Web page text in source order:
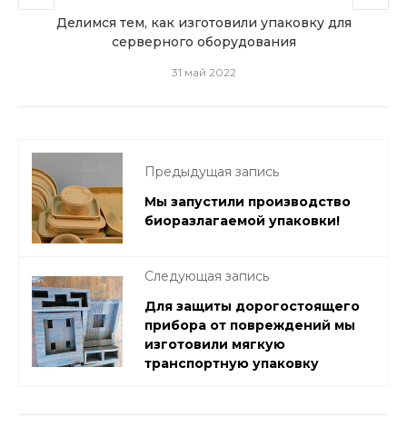
Делимся тем, как изготовили упаковку для
серверного оборудования
31 май 2022
Предыдущая запись
Мы запустили производство
биоразлагаемой упаковки!
Следующая запись
Для защиты дорогостоящего
прибора от повреждений мы
изготовили мягкую
транспортную упаковку